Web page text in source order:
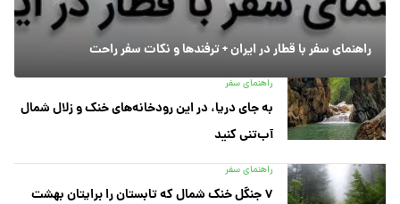
راهنمای سفر با قطار در ایران + ترفندها و نکات سفر راحت
راهنمای سفر
به جای دریا، در این رودخانه‌های خنک و زلال شمال
آب‌تنی کنید
راهنمای سفر
۷ جنگل خنک شمال که تابستان را برایتان بهشت